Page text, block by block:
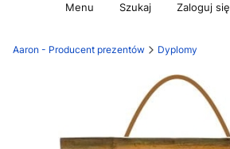
Menu Szukaj Zaloguj się
Aaron - Producent prezentów Dyplomy